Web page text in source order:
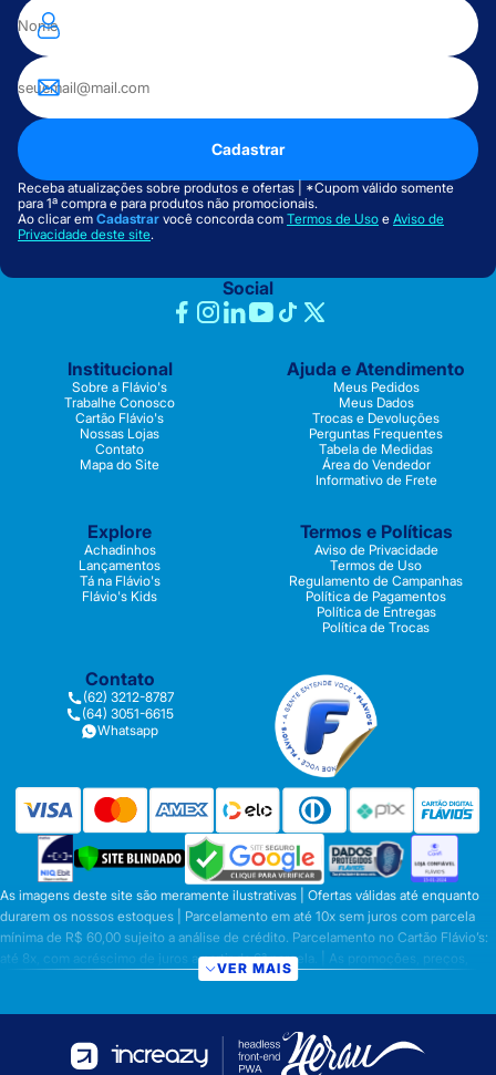
Cadastrar
Receba atualizações sobre produtos e ofertas | *Cupom válido somente
para 1ª compra e para produtos não promocionais.
Ao clicar em Cadastrar você concorda com Termos de Uso e Aviso de
Privacidade deste site.
Social
Institucional
Sobre a Flávio's
Trabalhe Conosco
Cartão Flávio's
Nossas Lojas
Contato
Mapa do Site
Ajuda e Atendimento
Meus Pedidos
Meus Dados
Trocas e Devoluções
Perguntas Frequentes
Tabela de Medidas
Área do Vendedor
Informativo de Frete
Explore
Achadinhos
Lançamentos
Tá na Flávio's
Flávio's Kids
Termos e Políticas
Aviso de Privacidade
Termos de Uso
Regulamento de Campanhas
Política de Pagamentos
Política de Entregas
Política de Trocas
Contato
(62) 3212-8787
(64) 3051-6615
Whatsapp
As imagens deste site são meramente ilustrativas | Ofertas válidas até enquanto
durarem os nossos estoques | Parcelamento em até 10x sem juros com parcela
mínima de R$ 60,00 sujeito a análise de crédito. Parcelamento no Cartão Flávio’s:
até 8x, com acréscimo de juros a partir da 6ª parcela. | As promoções, preços,
parcelamentos e condições de pagamento são válidas apenas para compras
preços válidos para os produtos serão aqueles exibidos no ato da conclusão da
operação, conforme exibição, e desde que haja disponibilidade dos produtos |
VER MAIS